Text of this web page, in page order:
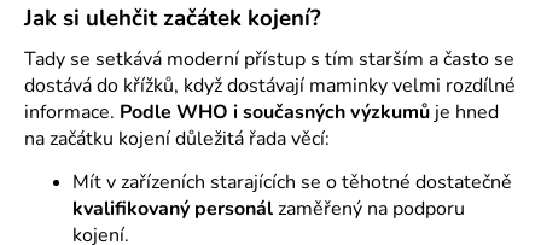
Jak si ulehčit začátek kojení?
Tady se setkává moderní přístup s tím starším a často se
dostává do křížků, když dostávají maminky velmi rozdílné
informace. Podle WHO i současných výzkumů je hned
na začátku kojení důležitá řada věcí:
Mít v zařízeních starajících se o těhotné dostatečně
kvalifikovaný personálzaměřený na podporu
kojení.